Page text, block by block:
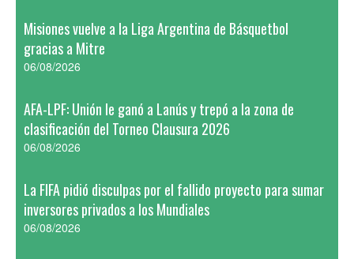
Misiones vuelve a la Liga Argentina de Básquetbol
gracias a Mitre
06/08/2026
AFA-LPF: Unión le ganó a Lanús y trepó a la zona de
clasificación del Torneo Clausura 2026
06/08/2026
La FIFA pidió disculpas por el fallido proyecto para sumar
inversores privados a los Mundiales
06/08/2026